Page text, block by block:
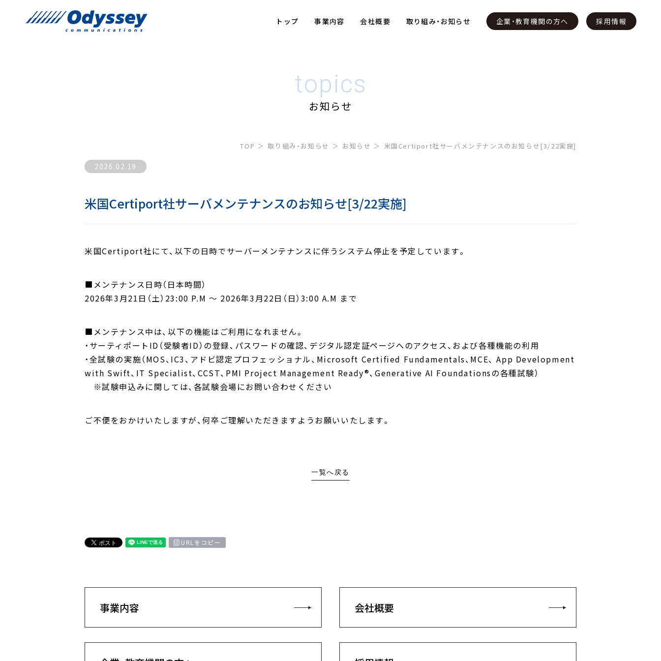
トップ 事業内容 会社概要 取り組み・お知らせ 企業・教育機関の方へ 採用情報
topics
お知らせ
TOP 取り組み・お知らせ お知らせ 米国Certiport社サーバメンテナンスのお知らせ[3/22実施]
2026.02.19
米国Certiport社サーバメンテナンスのお知らせ[3/22実施]
米国Certiport社にて、以下の日時でサーバーメンテナンスに伴うシステム停止を予定しています。
■メンテナンス日時（日本時間）
2026年3月21日（土）23:00 P.M ～ 2026年3月22日（日）3:00 A.M まで
■メンテナンス中は、以下の機能はご利用になれません。
・サーティポートID（受験者ID）の登録、パスワードの確認、デジタル認定証ページへのアクセス、および各種機能の利用
・全試験の実施（MOS、IC3、アドビ認定プロフェッショナル、Microsoft Certified Fundamentals、MCE、 App Development
with Swift、IT Specialist、CCST、PMI Project Management Ready®、Generative AI Foundationsの各種試験）
※試験申込みに関しては、各試験会場にお問い合わせください
ご不便をおかけいたしますが、何卒ご理解いただきますようお願いいたします。
一覧へ戻る
URLをコピー
事業内容 会社概要